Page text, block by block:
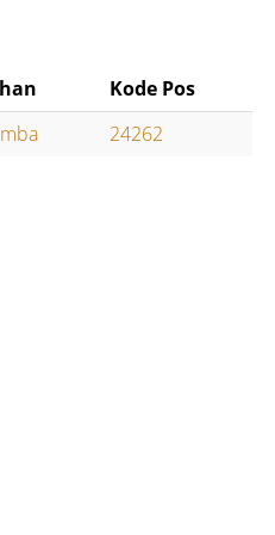
Kode Pos
24262